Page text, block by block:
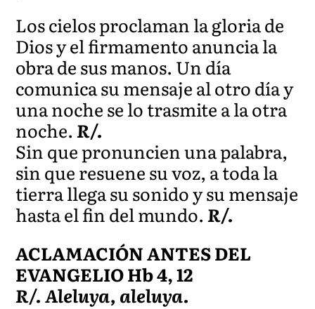
Los cielos proclaman la gloria de
Dios y el firmamento anuncia la
obra de sus manos. Un día
comunica su mensaje al otro día y
una noche se lo trasmite a la otra
noche.R/.
Sin que pronuncien una palabra,
sin que resuene su voz, a toda la
tierra llega su sonido y su mensaje
hasta el fin del mundo.R/.
ACLAMACIÓN ANTES DEL
EVANGELIO Hb 4, 12
R/. Aleluya, aleluya.